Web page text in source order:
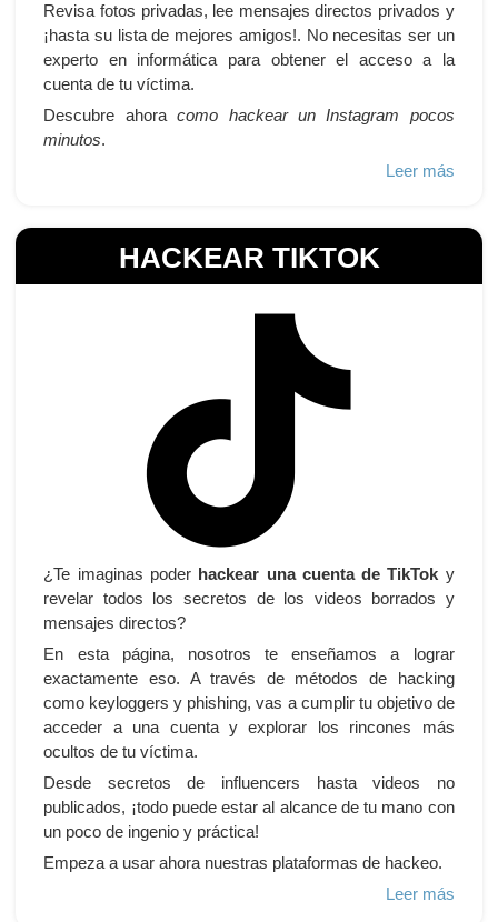
Revisa fotos privadas, lee mensajes directos privados y
¡hasta su lista de mejores amigos!. No necesitas ser un
experto en informática para obtener el acceso a la
cuenta de tu víctima.
Descubre ahoracomo hackear un Instagram pocos
minutos.
Leer más
HACKEAR TIKTOK
¿Te imaginas poder hackear una cuenta de TikTok y
revelar todos los secretos de los videos borrados y
mensajes directos?
En esta página, nosotros te enseñamos a lograr
exactamente eso. A través de métodos de hacking
como keyloggers y phishing, vas a cumplir tu objetivo de
acceder a una cuenta y explorar los rincones más
ocultos de tu víctima.
Desde secretos de influencers hasta videos no
publicados, ¡todo puede estar al alcance de tu mano con
un poco de ingenio y práctica!
Empeza a usar ahora nuestras plataformas de hackeo.
Leer más